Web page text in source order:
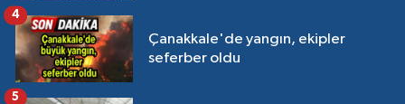
Çanakkale'de yangın, ekipler
seferber oldu
4
5